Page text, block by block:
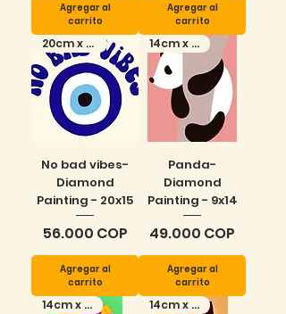
Agregar al
carrito
Agregar al
carrito
20cm x 15cm
No bad vibes-
Diamond
Painting - 20x15
Precio
56.000 COP
Agregar al
carrito
14cm x 9cm
Panda-
Diamond
Painting - 9x14
Precio
49.000 COP
Agregar al
carrito
14cm x 9cm 14cm x 9cm